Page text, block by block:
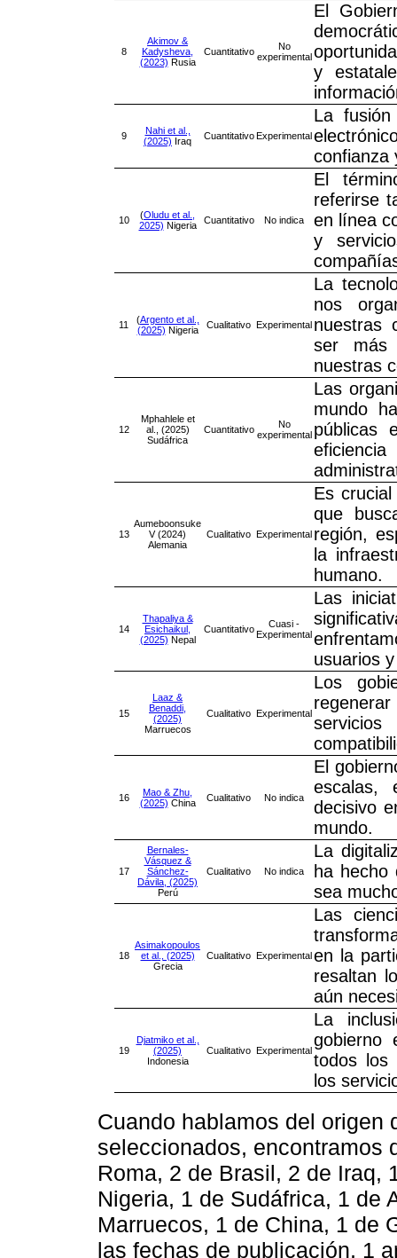
8
Akimov &
Kadysheva,
(2023) Rusia
Cuantitativo
No
experimental
El
y
9
Nahi et al.,
(2025) Iraq Cuantitativo Experimental
La
confianza
10 (Oludu et al.,
2025) Nigeria Cuantitativo No indica
El
referirse
en línea
y
11 (Argento et al.,
(2025) Nigeria Cualitativo Experimental
La
nos
nuestras
ser más
nuestras
12
Mphahlele et
al., (2025)
Sudáfrica
Cuantitativo
No
experimental
Las
mundo
públicas
13
Aumeboonsuke
V (2024)
Alemania
Cualitativo Experimental
Es
que
región,
la
humano.
14
Thapaliya &
Esichaikul,
(2025) Nepal
Cuantitativo
Cuasi -
Experimental
Las
usuarios
15
Laaz &
Benaddi,
(2025)
Marruecos
Cualitativo Experimental
Los
16
Mao & Zhu,
(2025) China Cualitativo No indica
El
escalas,
decisivo
mundo.
17
Bernales-
Vásquez &
Sánchez-
Dávila, (2025)
Perú
Cualitativo No indica
La
ha hecho
sea
18
Asimakopoulos
et al., (2025)
Grecia
Cualitativo Experimental
Las
en la
resaltan
aún
19
Djatmiko et al.,
(2025)
Indonesia
Cualitativo Experimental
La
gobierno
todos los
los
Cuando hablamos del
seleccionados, encontramos
Roma, 2 de Brasil, 2 de Iraq,
Nigeria, 1 de Sudáfrica, 1 de
Marruecos, 1 de China, 1 de
las fechas de publicación, 1